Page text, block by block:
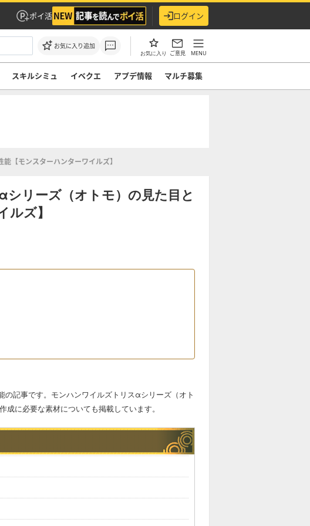
ポイ活 ログイン
お気に入り追加
お気に入り ご意見 MENU
スキルシミュ イベクエ アプデ情報 マルチ募集
【モンスターハンターワイルズ】
シリーズ（オトモ）の見た目と
ルズ】
記事です。モンハンワイルズトリスαシリーズ（オト
に必要な素材についても掲載しています。